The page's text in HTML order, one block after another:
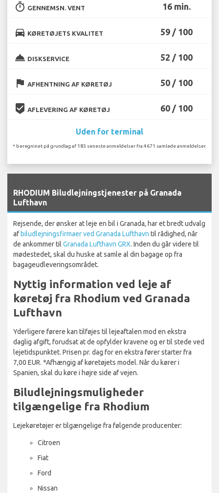
timer GENNEMSN. VENT 16 min.
directions_car KØRETØJETS KVALITET 59 / 100
room_service DISKSERVICE 52 / 100
flag AFHENTNING AF KØRETØJ 50 / 100
beenhere AFLEVERING AF KØRETØJ 60 / 100
Uden for terminal
* beregninet på grundlag af 183 seneste anmeldelser fra 4671 samlede anmeldelser.
RHODIUM Biludlejningstjenester på Granada
Lufthavn
Rejsende, der ønsker at leje en bil i Granada, har et bredt udvalg
afbiludlejningsfirmaer ved Granada Lufthavn til rådighed, når
de ankommer til Granada Lufthavn GRX. Inden du går videre til
mødestedet, skal du huske at samle al din bagage op fra
bagageudleveringsområdet.
Nyttig information ved leje af
køretøj fra Rhodium ved Granada
Lufthavn
Yderligere førere kan tilføjes til lejeaftalen mod en ekstra
daglig afgift, forudsat at de opfylder kravene og er til stede ved
lejetidspunktet. Prisen pr. dag for en ekstra fører starter fra
7,00 EUR. *Afhængig af køretøjets model. Når du kører i
Spanien, skal du køre i højre side af vejen.
Biludlejningsmuligheder
tilgængelige fra Rhodium
Lejekøretøjer er tilgængelige fra følgende producenter:
Citroen
Fiat
Ford
Nissan